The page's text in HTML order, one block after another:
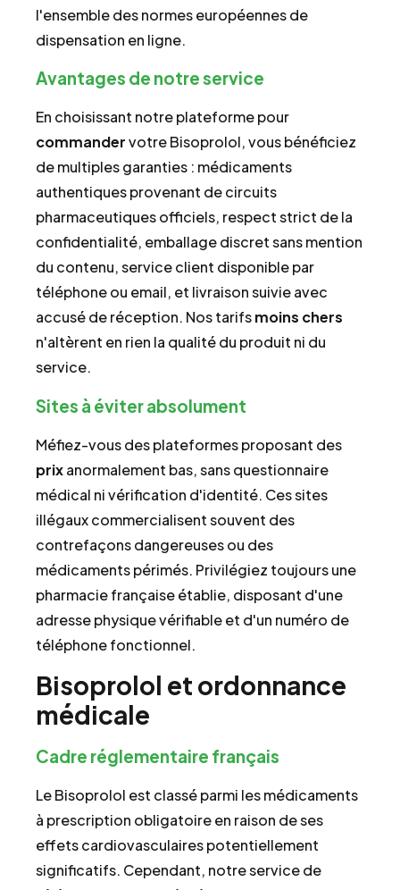
l'ensemble des normes européennes de
dispensation en ligne.
Avantages de notre service
En choisissant notre plateforme pour
commandervotre Bisoprolol, vous bénéficiez
de multiples garanties : médicaments
authentiques provenant de circuits
pharmaceutiques officiels, respect strict de la
confidentialité, emballage discret sans mention
du contenu, service client disponible par
téléphone ou email, et livraison suivie avec
accusé de réception. Nos tarifsmoins chers
n'altèrent en rien la qualité du produit ni du
service.
Sites à éviter absolument
Méfiez-vous des plateformes proposant des
prixanormalement bas, sans questionnaire
médical ni vérification d'identité. Ces sites
illégaux commercialisent souvent des
contrefaçons dangereuses ou des
médicaments périmés. Privilégiez toujours une
pharmacie française établie, disposant d'une
adresse physique vérifiable et d'un numéro de
téléphone fonctionnel.
Bisoprolol et ordonnance
médicale
Cadre réglementaire français
Le Bisoprolol est classé parmi les médicaments
à prescription obligatoire en raison de ses
effets cardiovasculaires potentiellement
significatifs. Cependant, notre service de